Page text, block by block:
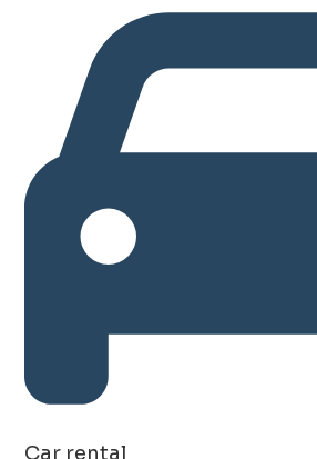
Car rental